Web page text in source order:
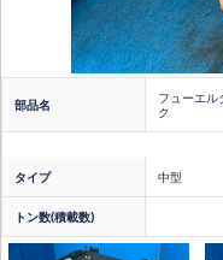
部品名
フューエル
ク
タイプ 中型
トン数(積載数)